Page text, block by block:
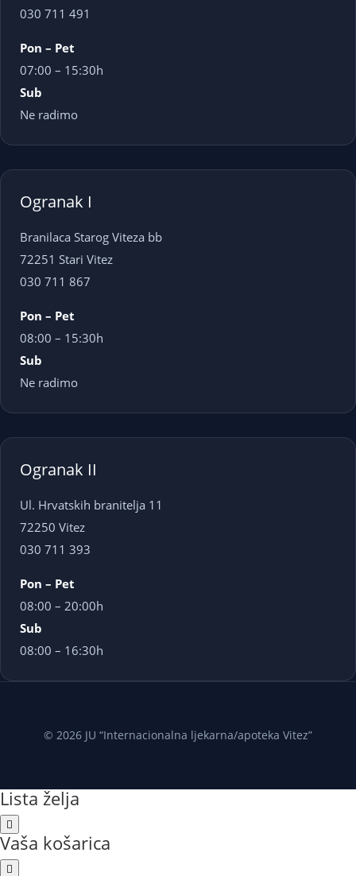
030 711 491
Pon – Pet
07:00 – 15:30h
Sub
Ne radimo
Ogranak I
Branilaca Starog Viteza bb
72251 Stari Vitez
030 711 867
Pon – Pet
08:00 – 15:30h
Sub
Ne radimo
Ogranak II
Ul. Hrvatskih branitelja 11
72250 Vitez
030 711 393
Pon – Pet
08:00 – 20:00h
Sub
08:00 – 16:30h
© 2026 JU “Internacionalna ljekarna/apoteka Vitez”
Lista želja
Vaša košarica